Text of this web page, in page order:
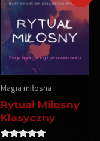
Magia miłosna
Rytuał Miłosny
Klasyczny